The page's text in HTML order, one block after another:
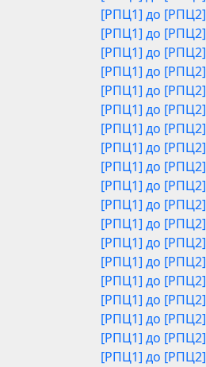
[РПЦ1] до [РПЦ2]
[РПЦ1] до [РПЦ2]
[РПЦ1] до [РПЦ2]
[РПЦ1] до [РПЦ2]
[РПЦ1] до [РПЦ2]
[РПЦ1] до [РПЦ2]
[РПЦ1] до [РПЦ2]
[РПЦ1] до [РПЦ2]
[РПЦ1] до [РПЦ2]
[РПЦ1] до [РПЦ2]
[РПЦ1] до [РПЦ2]
[РПЦ1] до [РПЦ2]
[РПЦ1] до [РПЦ2]
[РПЦ1] до [РПЦ2]
[РПЦ1] до [РПЦ2]
[РПЦ1] до [РПЦ2]
[РПЦ1] до [РПЦ2]
[РПЦ1] до [РПЦ2]
[РПЦ1] до [РПЦ2]